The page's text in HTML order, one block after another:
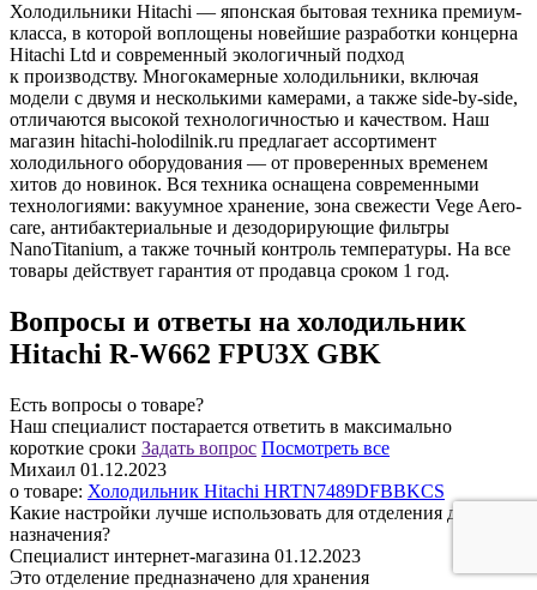
Холодильники Hitachi — японская бытовая техника премиум-
класса, в которой воплощены новейшие разработки концерна
Hitachi Ltd и современный экологичный подход
к производству. Многокамерные холодильники, включая
модели с двумя и несколькими камерами, а также side-by-side,
отличаются высокой технологичностью и качеством. Наш
магазин hitachi-holodilnik.ru предлагает ассортимент
холодильного оборудования — от проверенных временем
хитов до новинок. Вся техника оснащена современными
технологиями: вакуумное хранение, зона свежести Vege Aero-
care, антибактериальные и дезодорирующие фильтры
NanoTitanium, а также точный контроль температуры. На все
товары действует гарантия от продавца сроком 1 год.
Вопросы и ответы на холодильник
Hitachi R-W662 FPU3X GBK
Есть вопросы о товаре?
Наш специалист постарается ответить в максимально
короткие сроки Задать вопрос Поcмотреть все
Михаил 01.12.2023
о товаре: Холодильник Hitachi HRTN7489DFBBKCS
Какие настройки лучше использовать для отделения двойного
назначения?
Специалист интернет-магазина 01.12.2023
Это отделение предназначено для хранения